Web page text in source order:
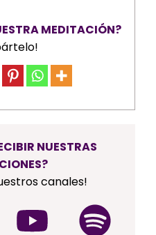
MEDITACIÓN?
NUESTRAS
canales!